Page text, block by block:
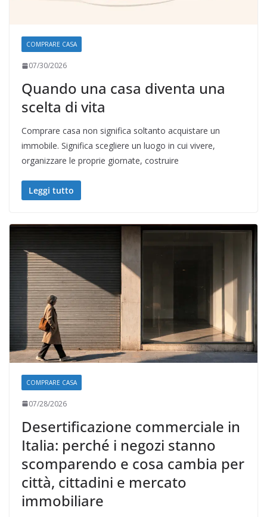
COMPRARE CASA
07/30/2026
Quando una casa diventa una
scelta di vita
Comprare casa non significa soltanto acquistare un
immobile. Significa scegliere un luogo in cui vivere,
organizzare le proprie giornate, costruire
Leggi tutto
COMPRARE CASA
07/28/2026
Desertificazione commerciale in
Italia: perché i negozi stanno
scomparendo e cosa cambia per
città, cittadini e mercato
immobiliare